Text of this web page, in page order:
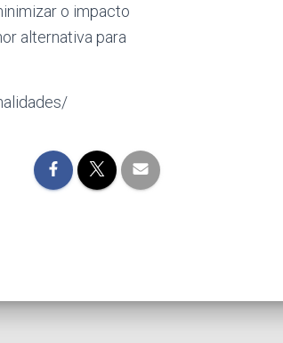
o impacto
alternativa para